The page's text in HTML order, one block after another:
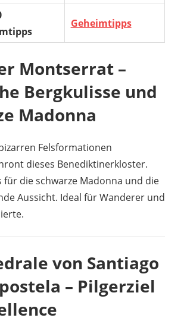
Geheimtipps
Montserrat –
Bergkulisse und
Madonna
Felsformationen
dieses Benediktinerkloster.
für die schwarze Madonna und die
Aussicht. Ideal für Wanderer und
von Santiago
– Pilgerziel